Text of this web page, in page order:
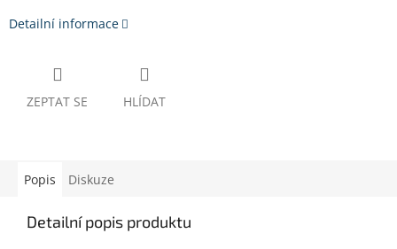
Detailní informace
ZEPTAT SE HLÍDAT
Popis Diskuze
Detailní popis produktu